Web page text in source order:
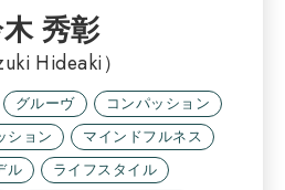
秀彰
Hideaki）
グルーヴ
コンパッション
ション
マインドフルネス
ル
ライフスタイル